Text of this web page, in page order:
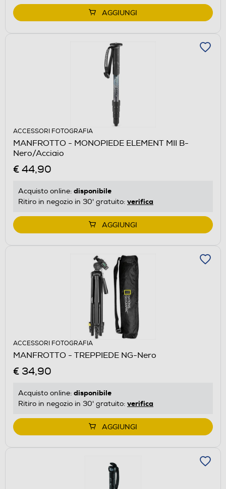
AGGIUNGI
ACCESSORI FOTOGRAFIA
MANFROTTO - MONOPIEDE ELEMENT MII B-
Nero/Acciaio
€ 44,90
Acquisto online: disponibile
Ritiro in negozio in 30' gratuito: verifica
AGGIUNGI
ACCESSORI FOTOGRAFIA
MANFROTTO - TREPPIEDE NG-Nero
€ 34,90
Acquisto online: disponibile
Ritiro in negozio in 30' gratuito: verifica
AGGIUNGI